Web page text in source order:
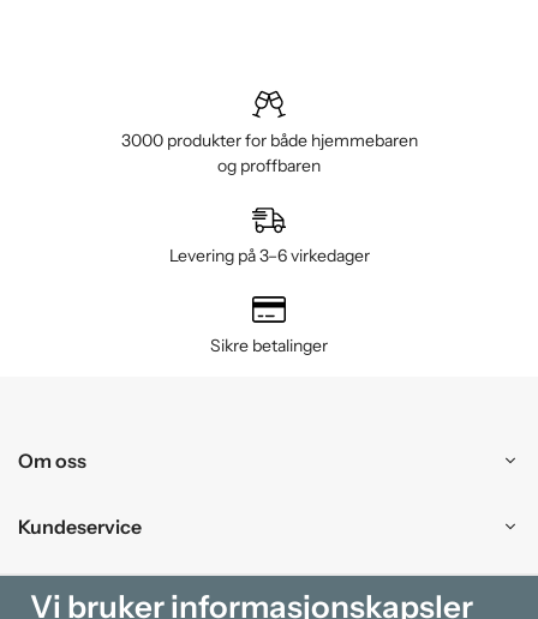
3000 produkter for både hjemmebaren
og proffbaren
Levering på 3–6 virkedager
Sikre betalinger
Om oss
Kundeservice
Kjøpesenter
Vi bruker informasjonskapsler